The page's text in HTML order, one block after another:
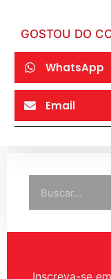
GOSTOU DO
WhatsApp
Email